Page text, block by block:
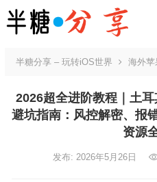
半糖分享 – 玩转iOS世界 海外苹
2026超全进阶教程｜土
避坑指南：风控解密、报
资源
发布: 2026年5月26日